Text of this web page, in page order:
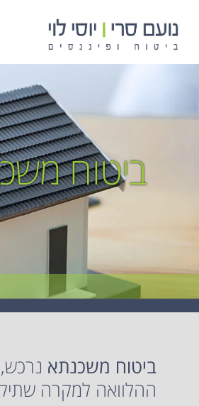
ביטוח
ביטוח משכנתא
ההלוואה למקרה